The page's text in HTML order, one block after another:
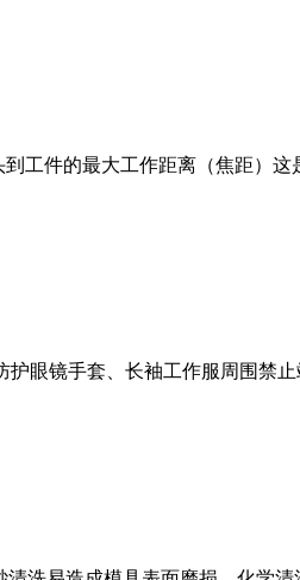
工件的最大工作距离（焦距）这
眼镜手套、长袖工作服周围禁